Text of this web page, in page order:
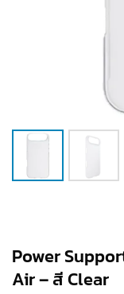
Power
Air – สี Clear